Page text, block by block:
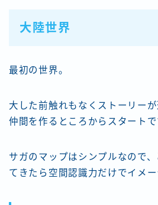
大陸世界
最初の世界。
大した前触れもなくストーリー
仲間を作るところからスタートで
サガのマップはシンプルなので
てきたら空間認識力だけでイメ